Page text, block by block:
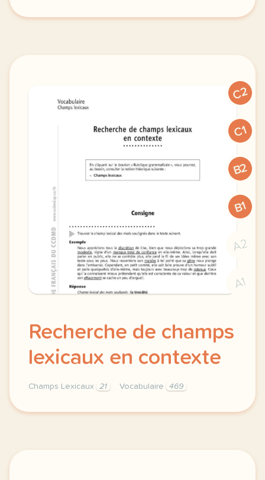
recherche de champs lexicaux vocabulaire en
C2
C1
B2
B1
A2
A1
Recherche de champs
lexicaux en contexte
Champs Lexicaux 21 Vocabulaire 469
recherche de champs lexicaux vocabulaire en